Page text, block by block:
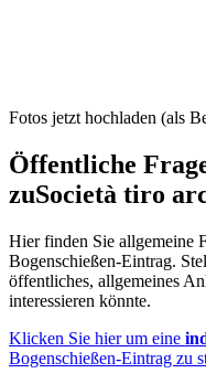
Fotos jetzt hochladen (als
Öffentliche
zuSocietà tiro
Hier finden Sie allgemeine
Bogenschießen-Eintrag.
öffentliches, allgemeines
interessieren könnte.
Klicken Sie hier um eine
Bogenschießen-Eintrag zu